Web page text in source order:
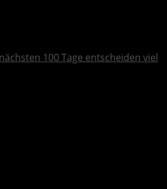
100 Tage entscheiden viel